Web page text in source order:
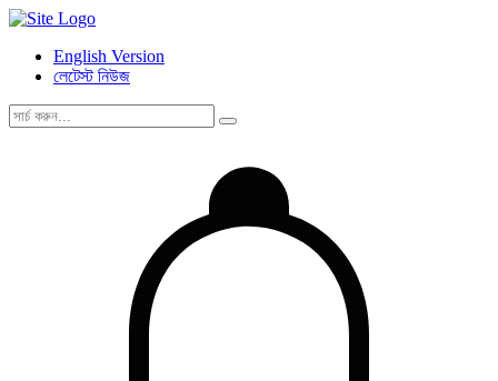
English Version
লেটেস্ট নিউজ